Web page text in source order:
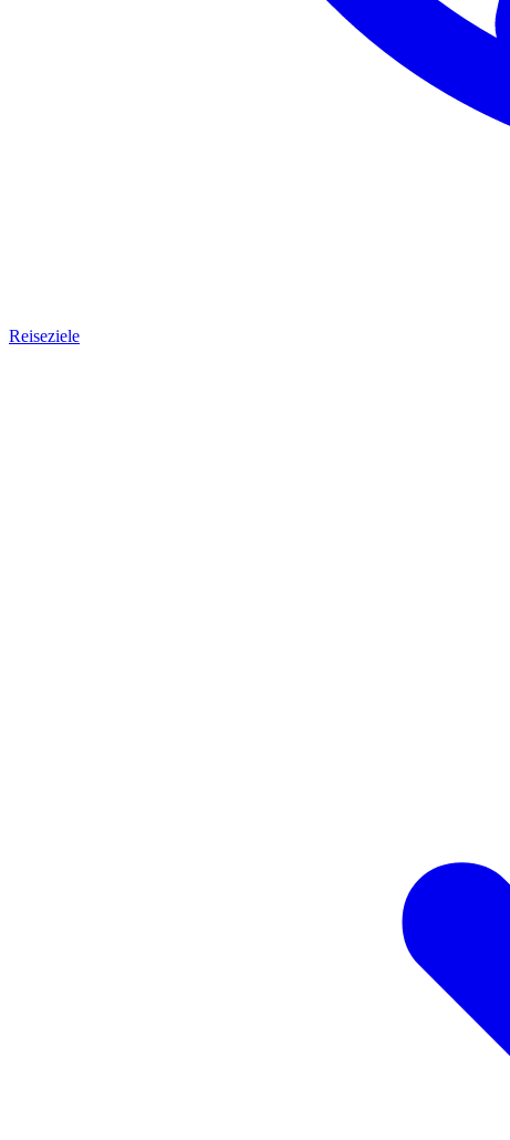
Reiseziele